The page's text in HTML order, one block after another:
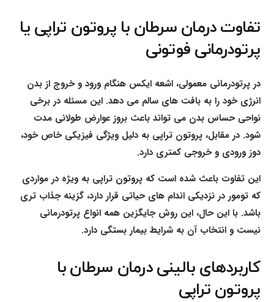
تفاوت درمان سرطان با پروتون تراپی یا
پرتودرمانی فوتونی
در پرتودرمانی معمولی، اشعه ایکس هنگام ورود و خروج از بدن
انرژی خود را به بافت های سالم می دهد. این مسئله در برخی
نواحی حساس بدن می تواند باعث بروز عوارض طولانی مدت
شود. در مقابل، پروتون تراپی به دلیل ویژگی فیزیکی خاص خود،
دوز ورودی و خروجی کمتری دارد.
این تفاوت باعث شده است که پروتون تراپی به ویژه در مواردی
که تومور در نزدیکی اندام های حیاتی قرار دارد، گزینه جذاب تری
باشد. با این حال، این روش جایگزین همه انواع پرتودرمانی
نیست و انتخاب آن به شرایط بیمار بستگی دارد.
کاربردهای بالینی درمان سرطان با
پروتون تراپی